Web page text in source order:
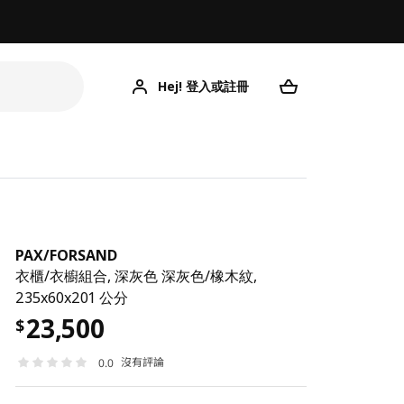
Hej! 登入或註冊
PAX/FORSAND
衣櫃/衣櫥組合, 深灰色 深灰色/橡木紋,
235x60x201 公分
$23,500
0.0 沒有評論